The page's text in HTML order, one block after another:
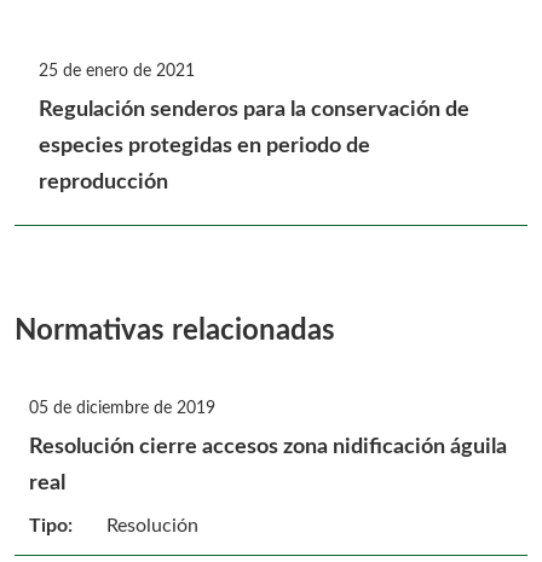
25 de enero de 2021
Regulación senderos para la conservación de
especies protegidas en periodo de
reproducción
Normativas relacionadas
05 de diciembre de 2019
Resolución cierre accesos zona nidificación águila
real
Tipo: Resolución